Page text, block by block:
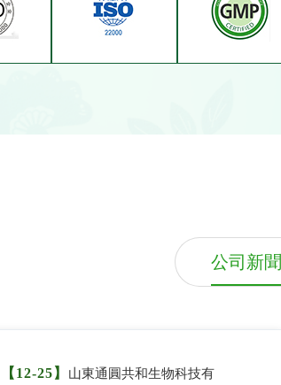
公司新聞
【12-25】 山東通圓共和生物科技有